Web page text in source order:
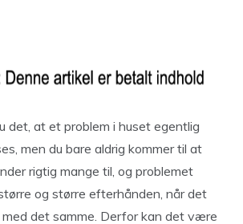
det, at et problem i huset egentlig
men du bare aldrig kommer til at
rigtig mange til, og problemet
og større efterhånden, når det
det samme. Derfor kan det være